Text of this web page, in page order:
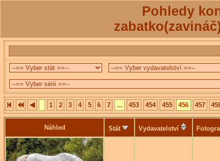
Pohledy
1 2 3 4 5 6 7 ... 453 454 455 456 457
Náhled Stát Vydavatelství